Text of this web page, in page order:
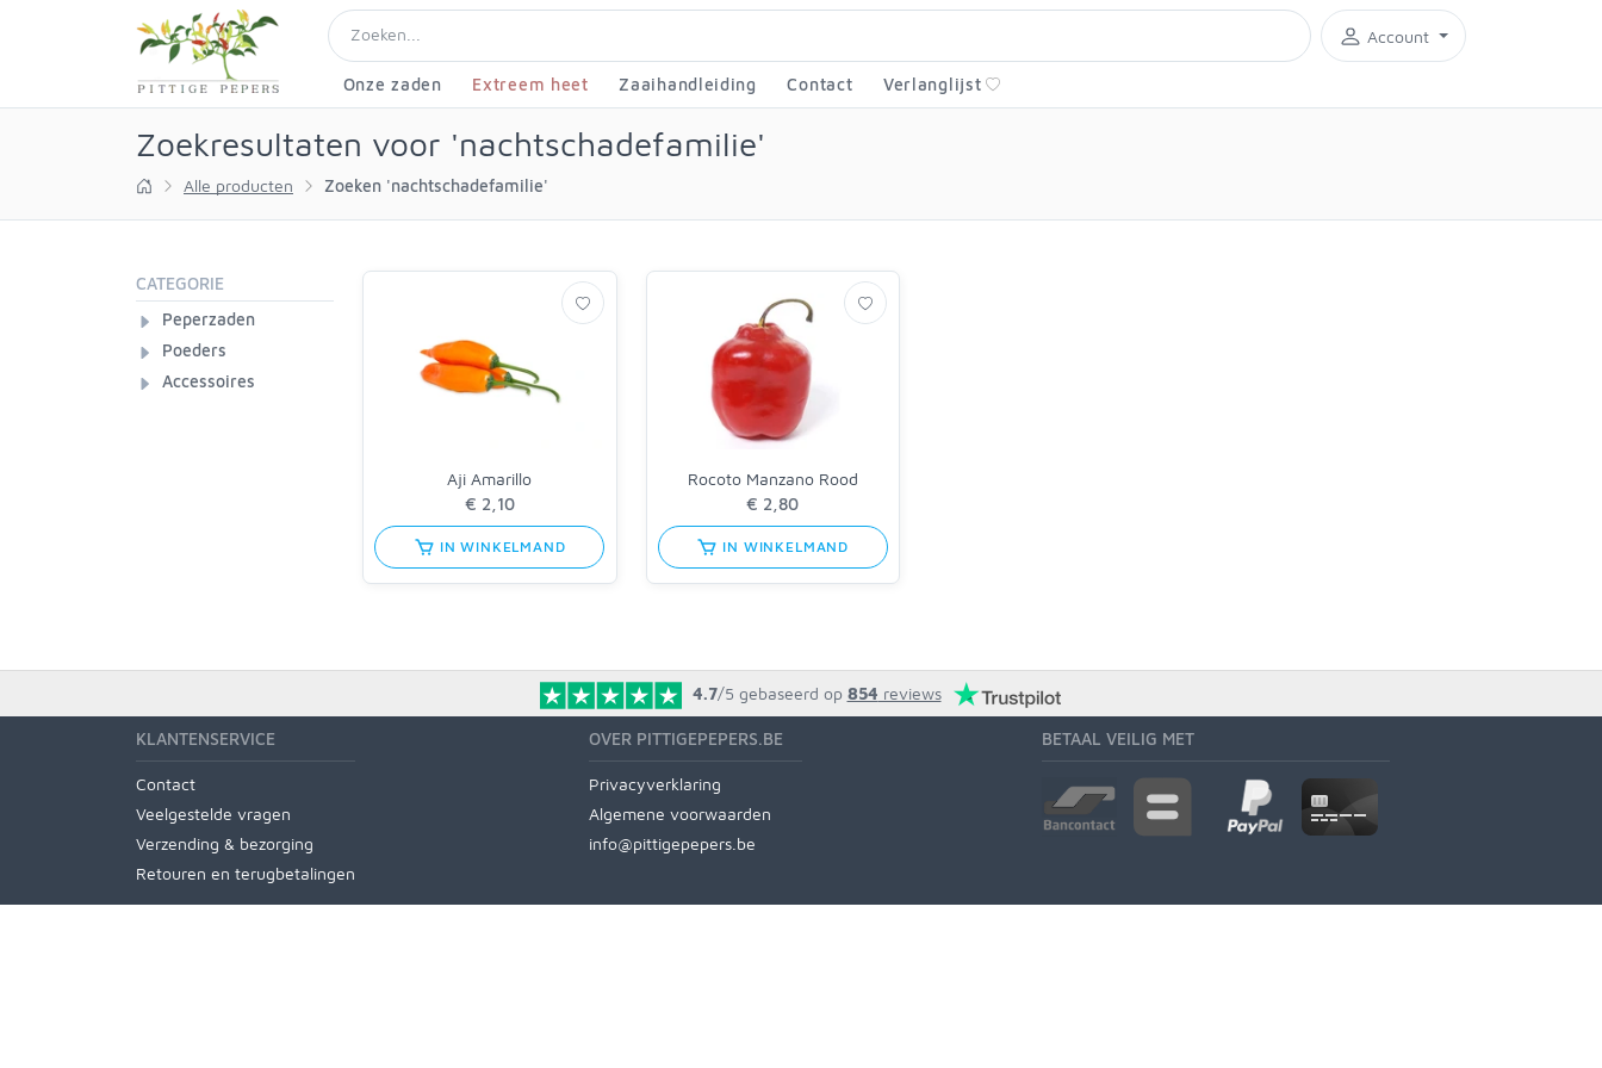
Account
Onze zaden Extreem heet Zaaihandleiding Contact Verlanglijst
Zoekresultaten voor 'nachtschadefamilie'
Alle producten Zoeken 'nachtschadefamilie'
Aji Amarillo
IN WINKELMAND
Rocoto Manzano Rood
IN WINKELMAND
CATEGORIE
Peperzaden
Poeders
Accessoires
4.7/5 gebaseerd op 854 reviews
KLANTENSERVICE
Contact
Veelgestelde vragen
Verzending & bezorging
Retouren en terugbetalingen
OVER PITTIGEPEPERS.BE
Privacyverklaring
Algemene voorwaarden
info@pittigepepers.be
BETAAL VEILIG MET